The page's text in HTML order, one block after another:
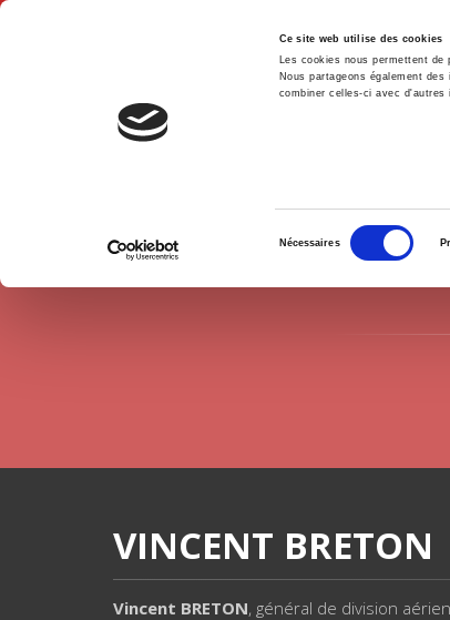
Ce site web utilise des cookies
Les cookies nous permettent
Nous partageons également
combiner celles-ci avec
consentement
Nécessaires
VINCENT BRETON
Vincent BRETON, général de division